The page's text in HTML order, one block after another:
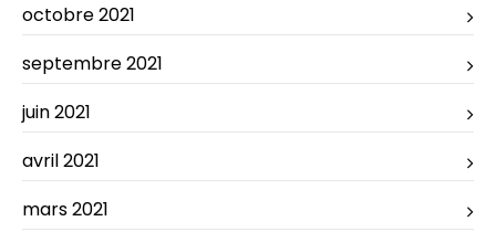
octobre 2021
septembre 2021
juin 2021
avril 2021
mars 2021